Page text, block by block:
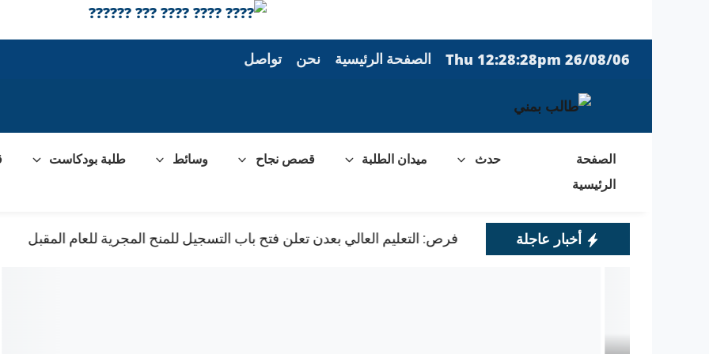
Thu 12:28:28pm 26/08/06 الصفحة الرئيسية نحن تواصل
الصفحة
الرئيسية
حدث ميدان الطلبة قصص نجاح وسائط طلبة بودكاست
أخبار عاجلة فرص: التعليم العالي بعدن تعلن فتح باب التسجيل للمنح المجرية للعام المقبل